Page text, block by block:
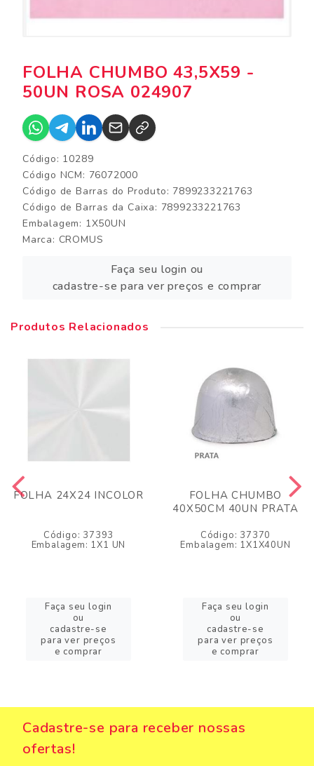
FOLHA CHUMBO 43,5X59 -
50UN ROSA 024907
Código: 10289
Código NCM: 76072000
Código de Barras do Produto: 7899233221763
Código de Barras da Caixa: 7899233221763
Embalagem: 1X50UN
Marca: CROMUS
Faça seu login ou
cadastre-se para ver preços e comprar
Produtos Relacionados
FOLHA 24X24 INCOLOR
Código: 37393
Embalagem: 1X1 UN
Faça seu login
ou
cadastre-se
para ver preços
e comprar
FOLHA CHUMBO
40X50CM 40UN PRATA
Código: 37370
Embalagem: 1X1X40UN
Faça seu login
ou
cadastre-se
para ver preços
e comprar
Cadastre-se para receber nossas
ofertas!